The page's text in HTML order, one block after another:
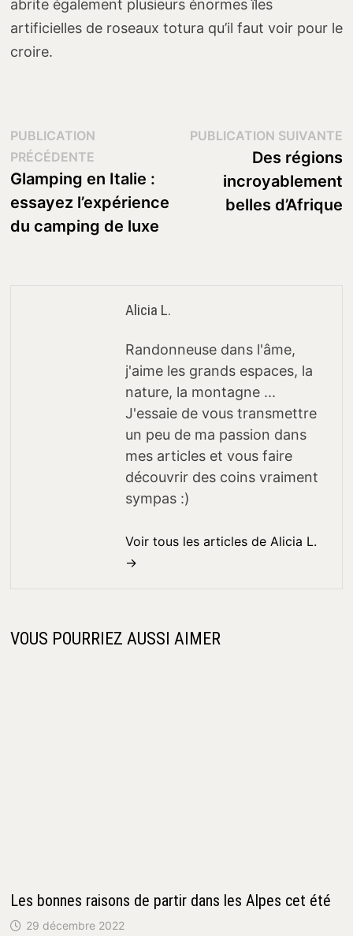
abrite également plusieurs énormes îles
artificielles de roseaux totura qu’il faut voir pour le
croire.
Navigation
de
l’article
PUBLICATION
PRÉCÉDENTEPublication
précédente :
Glamping en Italie :
essayez l’expérience
du camping de luxe
PUBLICATION SUIVANTE
Des régions
incroyablement
belles d’Afrique
Alicia L.
Randonneuse dans l'âme,
j'aime les grands espaces, la
nature, la montagne ...
J'essaie de vous transmettre
un peu de ma passion dans
mes articles et vous faire
découvrir des coins vraiment
sympas :)
Voir tous les articles de Alicia L.
→
VOUS POURRIEZ AUSSI AIMER
Les bonnes raisons de partir dans les Alpes cet été
29 décembre 2022